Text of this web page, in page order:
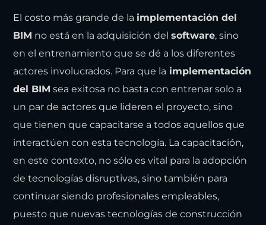
El costo más grande de la implementación del
BIM no está en la adquisición delsoftware, sino
en el entrenamiento que se dé a los diferentes
actores involucrados. Para que la implementación
del BIM sea exitosa no basta con entrenar solo a
un par de actores que lideren el proyecto, sino
que tienen que capacitarse a todos aquellos que
interactúen con esta tecnología. La capacitación,
en este contexto, no sólo es vital para la adopción
de tecnologías disruptivas, sino también para
continuar siendo profesionales empleables,
puesto que nuevas tecnologías de construcción